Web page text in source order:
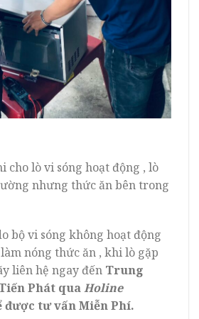
cho lò vi sóng hoạt động , lò
nhưng thức ăn bên trong
bộ vi sóng không hoạt động
nóng thức ăn , khi lò gặp
liên hệ ngay đến Trung
Phát quaHoline
được tư vấn Miễn Phí.